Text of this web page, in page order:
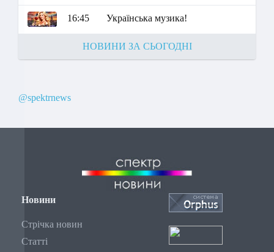
16:45 Українська музика!
НОВИНИ ЗА СЬОГОДНІ
@spektrnews
Новини
Стрічка новин
Статті